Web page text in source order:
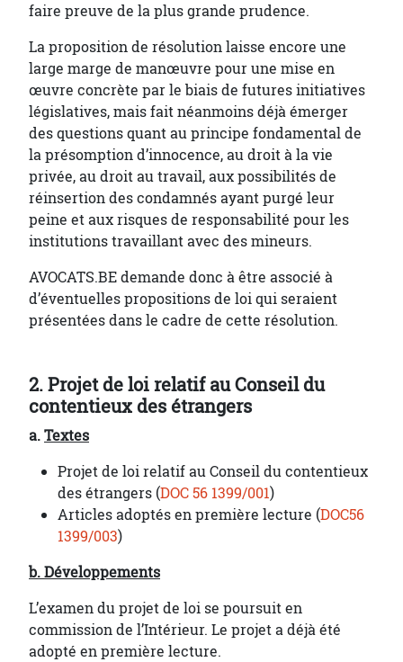
faire preuve de la plus grande prudence.
La proposition de résolution laisse encore une
large marge de manœuvre pour une mise en
œuvre concrète par le biais de futures initiatives
législatives, mais fait néanmoins déjà émerger
des questions quant au principe fondamental de
la présomption d’innocence, au droit à la vie
privée, au droit au travail, aux possibilités de
réinsertion des condamnés ayant purgé leur
peine et aux risques de responsabilité pour les
institutions travaillant avec des mineurs.
AVOCATS.BE demande donc à être associé à
d’éventuelles propositions de loi qui seraient
présentées dans le cadre de cette résolution.
2. Projet de loi relatif au Conseil du
contentieux des étrangers
a.Textes
Projet de loi relatif au Conseil du contentieux
des étrangers (DOC 56 1399/001)
Articles adoptés en première lecture (DOC56
1399/003)
b. Développements
L’examen du projet de loi se poursuit en
commission de l’Intérieur. Le projet a déjà été
adopté en première lecture.